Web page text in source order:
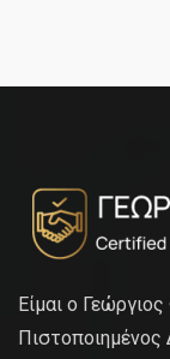
Είμαι ο
Πιστοποιημένος